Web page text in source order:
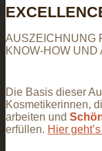
AUSZEICHNUNG
KNOW-HOW UND
Die Basis dieser
Kosmetikerinnen,
arbeiten und
erfüllen. Hier